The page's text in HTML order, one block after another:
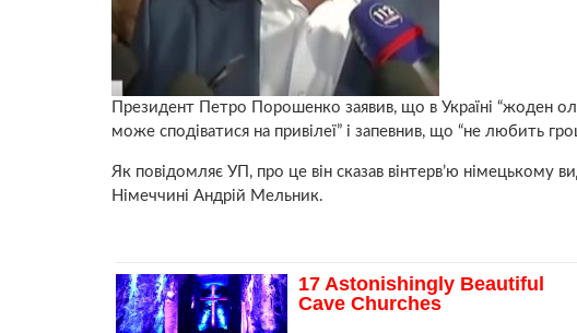
Президент Петро Порошенко заявив, що в Україні “жоден
може сподіватися на привілеї” і запевнив, що “не любить
Як повідомляє УП, про це він сказав вінтерв’ю німецькому
Німеччині Андрій Мельник.